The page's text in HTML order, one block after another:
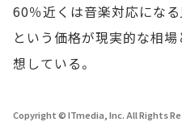
60％近くは音楽対応にな
という価格が現実的な相
想している。
Copyright © ITmedia, Inc. All Rights